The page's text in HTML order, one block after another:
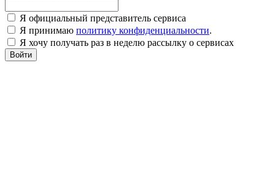
Я официальный представитель сервиса
Я принимаю политику конфиденциальности.
Я хочу получать раз в неделю рассылку о сервисах
Войти